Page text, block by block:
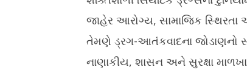
જાહેર આરોગ્ય, સામાજિક
તેમણે ડ્રગ-આતંકવાદના જોડાણનો
નાણાકીય, શાસન અને સુરક્ષા